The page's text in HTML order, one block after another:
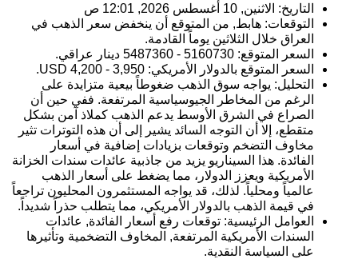
التاريخ: الاثنين, 10 أغسطس 2026, 12:01 ص
التوقعات: هابط, من المتوقع أن ينخفض سعر الذهب في
العراق خلال الثلاثين يوماً القادمة.
السعر المتوقع: 5160730 - 5487360 دينار عراقي.
السعر المتوقع بالدولار الأمريكي: 3,950 - 4,200 USD.
التحليل: يواجه سوق الذهب ضغوطاً بيعية متزايدة على
الرغم من المخاطر الجيوسياسية المرتفعة. ففي حين أن
الصراع في الشرق الأوسط يدعم الذهب كملاذ آمن بشكل
متقطع، إلا أن التوجه السائد يشير إلى أن هذه التوترات تثير
مخاوف التضخم وتوقعات بزيادات إضافية في أسعار
الفائدة. هذا السيناريو يزيد من جاذبية عائدات سندات الخزانة
الأمريكية ويعزز الدولار، مما يضغط على أسعار الذهب
عالمياً ومحلياً. لذلك، قد يواجه المستثمرون المحليون تراجعاً
في قيمة الذهب بالدولار الأمريكي، مما يتطلب حذراً شديداً.
العوامل الرئيسية: توقعات رفع أسعار الفائدة, عائدات
السندات الأمريكية المرتفعة, المخاوف التضخمية وتأثيرها
على السياسة النقدية.